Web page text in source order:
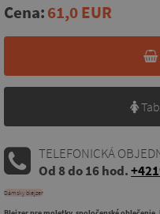
Cena:61,0 EUR
TELEFONICKÁ
Od 8 do 16 hod.
Dámsky blejzer